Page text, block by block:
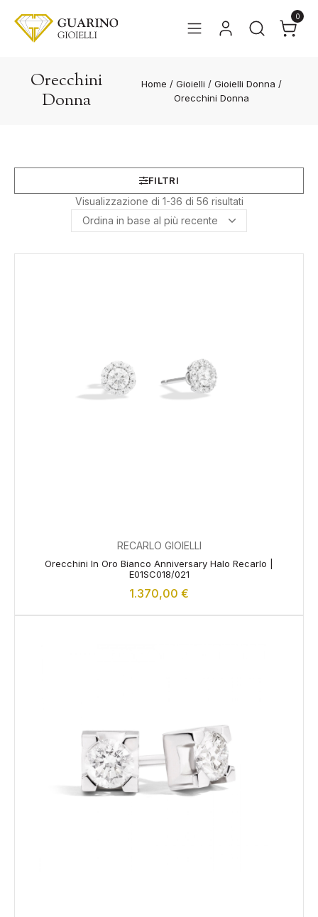
0
Orecchini
Donna
Home / Gioielli / Gioielli Donna /
Orecchini Donna
FILTRI
Visualizzazione di 1-36 di 56 risultatiOrdina
base
RECARLO GIOIELLI
Orecchini In Oro Bianco Anniversary Halo Recarlo |
E01SC018/021
1.370,00 €